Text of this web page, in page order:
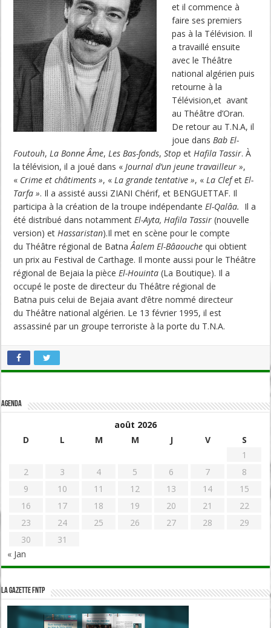
et il commence à
faire ses premiers
pas à la Télévision. Il
a travaillé ensuite
avec le Théâtre
national algérien puis
retourne à la
Télévision,et avant
au Théâtre d’Oran.
De retour au T.N.A, il
joue dansBab El-
Foutouh,La Bonne Âme,Les Bas-fonds,Stop etHafila Tassir. À
la télévision, il a joué dans «Journal d’un jeune travailleur »,
« Crime et châtiments », «La grande tentative », «La ClefetEl-
Tarfa ». Il a assisté aussi ZIANI Chérif, et BENGUETTAF. Il
participa à la création de la troupe indépendanteEl-Qalâa. Il a
été distribué dans notammentEl-Ayta, Hafila Tassir (nouvelle
version) etHassaristan).Il met en scène pour le compte
du Théâtre régional de BatnaÂalem El-Bâaouche qui obtient
un prix au Festival de Carthage. Il monte aussi pour le Théâtre
régional de Bejaia la pièceEl-Houinta (La Boutique). Il a
occupé le poste de directeur du Théâtre régional de
Batna puis celui de Bejaia avant d’être nommé directeur
du Théâtre national algérien. Le 13 février 1995, il est
assassiné par un groupe terroriste à la porte du T.N.A.
Agenda
août 2026
D
L M M J V
S
1
2
3 4 5 6 7
8
9
10 11 12 13 14
15
16
17 18 19 20 21
22
23
24 25 26 27 28
29
30
31
« Jan
La Gazette FNTP